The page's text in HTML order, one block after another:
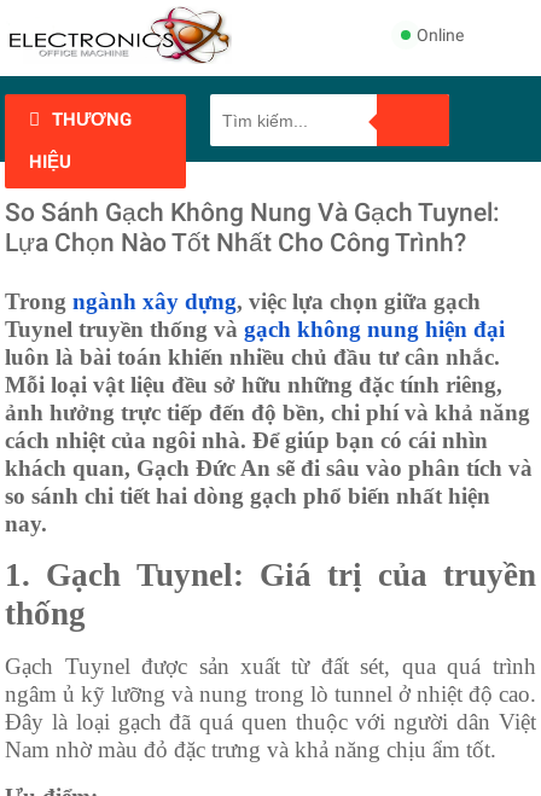
Online
THƯƠNG
HIỆU
So Sánh Gạch Không Nung Và Gạch Tuynel:
Lựa Chọn Nào Tốt Nhất Cho Công Trình?
Trongngành xây dựng, việc lựa chọn giữa gạch
Tuynel truyền thống vàgạch không nung hiện đại
luôn là bài toán khiến nhiều chủ đầu tư cân nhắc.
Mỗi loại vật liệu đều sở hữu những đặc tính riêng,
ảnh hưởng trực tiếp đến độ bền, chi phí và khả năng
cách nhiệt của ngôi nhà. Để giúp bạn có cái nhìn
khách quan, Gạch Đức An sẽ đi sâu vào phân tích và
so sánh chi tiết hai dòng gạch phổ biến nhất hiện
nay.
1. Gạch Tuynel: Giá trị của truyền
thống
Gạch Tuynel được sản xuất từ đất sét, qua quá trình
ngâm ủ kỹ lưỡng và nung trong lò tunnel ở nhiệt độ cao.
Đây là loại gạch đã quá quen thuộc với người dân Việt
Nam nhờ màu đỏ đặc trưng và khả năng chịu ẩm tốt.